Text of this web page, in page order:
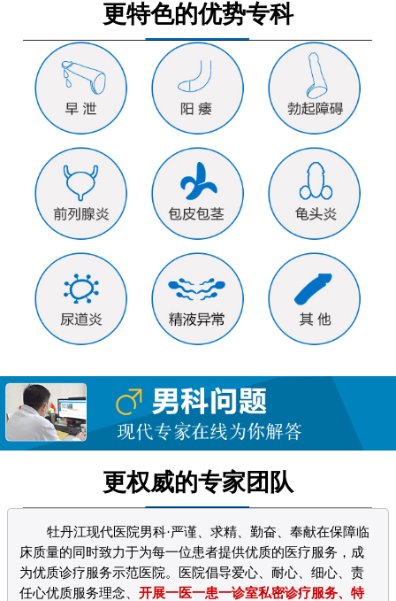
更特色的优势专科
更权威的专家团队
牡丹江现代医院男科·严谨、求精、勤奋、奉献在保障临
床质量的同时致力于为每一位患者提供优质的医疗服务，成
为优质诊疗服务示范医院。医院倡导爱心、耐心、细心、责
任心优质服务理念、开展一医一患一诊室私密诊疗服务、特